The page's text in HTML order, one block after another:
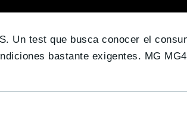
Un test que busca conocer el
bastante exigentes. MG